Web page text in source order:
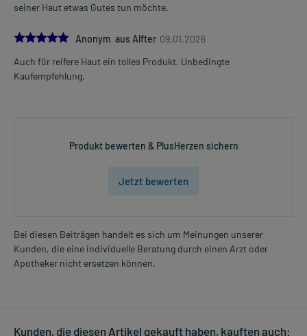
seiner Haut etwas Gutes tun möchte.
5.0Anonym aus Alfter 09.01.2026
Auch für reifere Haut ein tolles Produkt. Unbedingte
Kaufempfehlung.
Produkt bewerten & PlusHerzen sichern
Jetzt bewerten
Bei diesen Beiträgen handelt es sich um Meinungen unserer
Kunden, die eine individuelle Beratung durch einen Arzt oder
Apotheker nicht ersetzen können.
Kunden, die diesen Artikel gekauft haben, kauften auch: